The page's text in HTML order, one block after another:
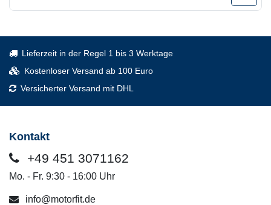
Lieferzeit in der Regel 1 bis 3 Werktage
Kostenloser Versand ab 100 Euro
Versicherter Versand mit DHL
Kontakt
+49 451 3071162
Mo. - Fr. 9:30 - 16:00 Uhr
info@motorfit.de